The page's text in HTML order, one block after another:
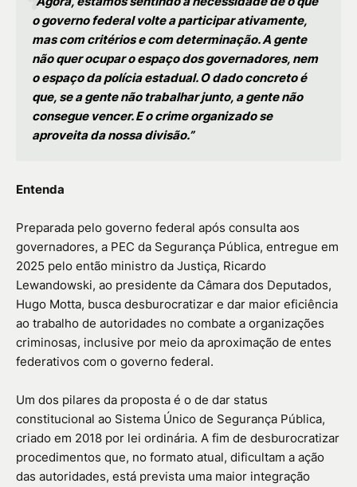
o governo federal volte a participar ativamente,
mas com critérios e com determinação. A gente
não quer ocupar o espaço dos governadores, nem
o espaço da polícia estadual. O dado concreto é
que, se a gente não trabalhar junto, a gente não
consegue vencer. E o crime organizado se
aproveita da nossa divisão.”
Entenda
Preparada pelo governo federal após consulta aos
governadores, a PEC da Segurança Pública, entregue em
2025 pelo então ministro da Justiça, Ricardo
Lewandowski, ao presidente da Câmara dos Deputados,
Hugo Motta, busca desburocratizar e dar maior eficiência
ao trabalho de autoridades no combate a organizações
criminosas, inclusive por meio da aproximação de entes
federativos com o governo federal.
Um dos pilares da proposta é o de dar status
constitucional ao Sistema Único de Segurança Pública,
criado em 2018 por lei ordinária. A fim de desburocratizar
procedimentos que, no formato atual, dificultam a ação
das autoridades, está prevista uma maior integração